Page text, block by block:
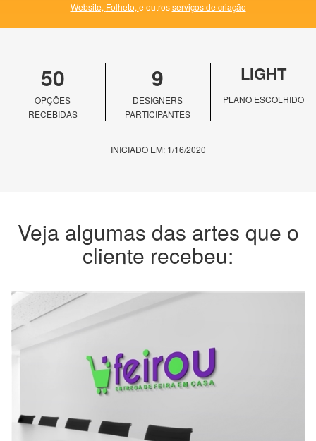
Website, Folheto, e outrosserviços de criação
50
OPÇÕES
RECEBIDAS
9
DESIGNERS
PARTICIPANTES
LIGHT
PLANO ESCOLHIDO
INICIADO EM: 1/16/2020
Veja algumas das artes que o
cliente recebeu: